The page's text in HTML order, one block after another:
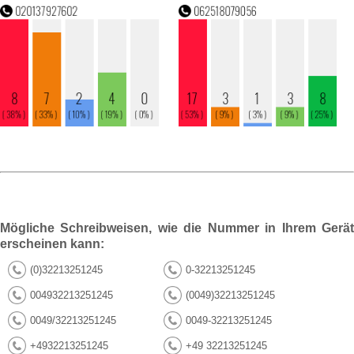
Mögliche Schreibweisen, wie die Nummer in Ihrem Gerät
erscheinen kann:
(0)32213251245 0-32213251245
004932213251245 (0049)32213251245
0049/32213251245 0049-32213251245
+4932213251245 +49 32213251245